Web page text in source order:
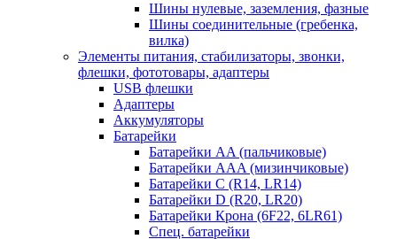
Шины нулевые, заземления, фазные
Шины соединительные (гребенка,
вилка)
Элементы питания, стабилизаторы, звонки,
флешки, фототовары, адаптеры
USB флешки
Адаптеры
Аккумуляторы
Батарейки
Батарейки AA (пальчиковые)
Батарейки AAA (мизинчиковые)
Батарейки C (R14, LR14)
Батарейки D (R20, LR20)
Батарейки Крона (6F22, 6LR61)
Спец. батарейки